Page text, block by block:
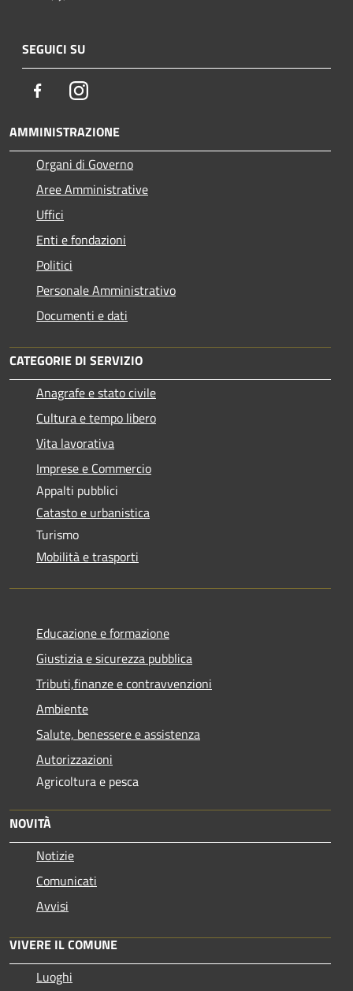
SEGUICI SU
FacebookInstagram
AMMINISTRAZIONE
Organi di Governo
Aree Amministrative
Uffici
Enti e fondazioni
Politici
Personale Amministrativo
Documenti e dati
CATEGORIE DI SERVIZIO
Anagrafe e stato civile
Cultura e tempo libero
Vita lavorativa
Imprese e Commercio
Appalti pubblici
Catasto e urbanistica
Turismo
Mobilità e trasporti
Educazione e formazione
Giustizia e sicurezza pubblica
Tributi,finanze e contravvenzioni
Ambiente
Salute, benessere e assistenza
Autorizzazioni
Agricoltura e pesca
NOVITÀ
Notizie
Comunicati
Avvisi
VIVERE IL COMUNE
Luoghi